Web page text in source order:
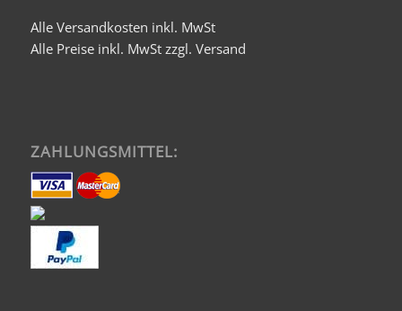
Alle Versandkosten inkl. MwSt
Alle Preise inkl. MwSt zzgl. Versand
ZAHLUNGSMITTEL: